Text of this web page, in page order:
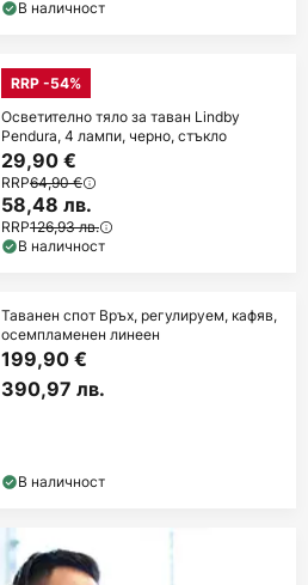
В наличност
RRP -54%
Осветително тяло за таван Lindby
Pendura, 4 лампи, черно, стъкло
29,90 €
RRP64,90 €
58,48 лв.
RRP126,93 лв.
В наличност
Таванен спот Връх, регулируем, кафяв,
осемпламенен линеен
199,90 €
390,97 лв.
В наличност